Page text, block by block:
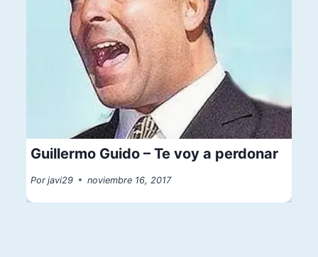
Guillermo Guido – Te voy a perdonar
Por javi29 noviembre 16, 2017